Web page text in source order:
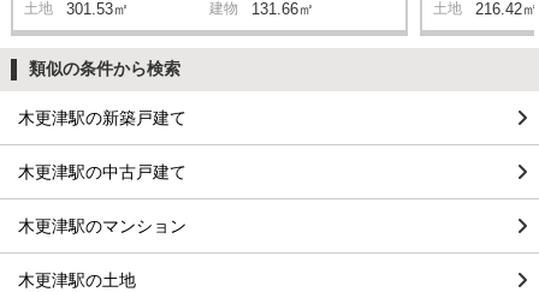
土地 301.53㎡ 建物 131.66㎡ 土地 216.42㎡
類似の条件から検索
木更津駅の新築戸建て
木更津駅の中古戸建て
木更津駅のマンション
木更津駅の土地